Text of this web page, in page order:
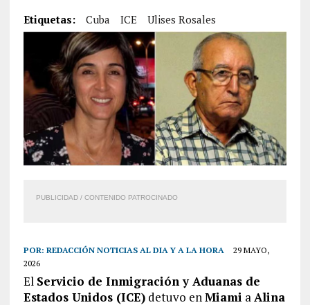
Etiquetas: Cuba ICE Ulises Rosales
PUBLICIDAD / CONTENIDO PATROCINADO
POR: REDACCIÓN NOTICIAS AL DIA Y A LA HORA
29 MAYO,
2026
El Servicio de Inmigración y Aduanas de
Estados Unidos (ICE)detuvo en Miami a Alina